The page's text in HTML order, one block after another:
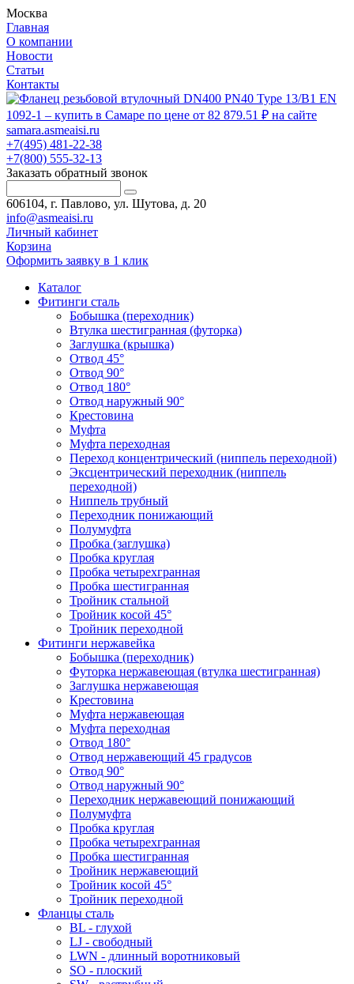
Москва
Главная
О компании
Новости
Статьи
Контакты
+7(495) 481-22-38
+7(800) 555-32-13
Заказать обратный звонок
606104, г. Павлово, ул. Шутова, д. 20
info@asmeaisi.ru
Личный кабинет
Корзина
Оформить заявку в 1 клик
Каталог
Фитинги сталь
Бобышка (переходник)
Втулка шестигранная (футорка)
Заглушка (крышка)
Отвод 45°
Отвод 90°
Отвод 180°
Отвод наружный 90°
Крестовина
Муфта
Муфта переходная
Переход концентрический (ниппель переходной)
Эксцентрический переходник (ниппель
переходной)
Ниппель трубный
Переходник понижающий
Полумуфта
Пробка (заглушка)
Пробка круглая
Пробка четырехгранная
Пробка шестигранная
Тройник стальной
Тройник косой 45°
Тройник переходной
Фитинги нержавейка
Бобышка (переходник)
Футорка нержавеющая (втулка шестигранная)
Заглушка нержавеющая
Крестовина
Муфта нержавеющая
Муфта переходная
Отвод 180°
Отвод нержавеющий 45 градусов
Отвод 90°
Отвод наружный 90°
Переходник нержавеющий понижающий
Полумуфта
Пробка круглая
Пробка четырехгранная
Пробка шестигранная
Тройник нержавеющий
Тройник косой 45°
Тройник переходной
Фланцы сталь
BL - глухой
LJ - свободный
LWN - длинный воротниковый
SO - плоский